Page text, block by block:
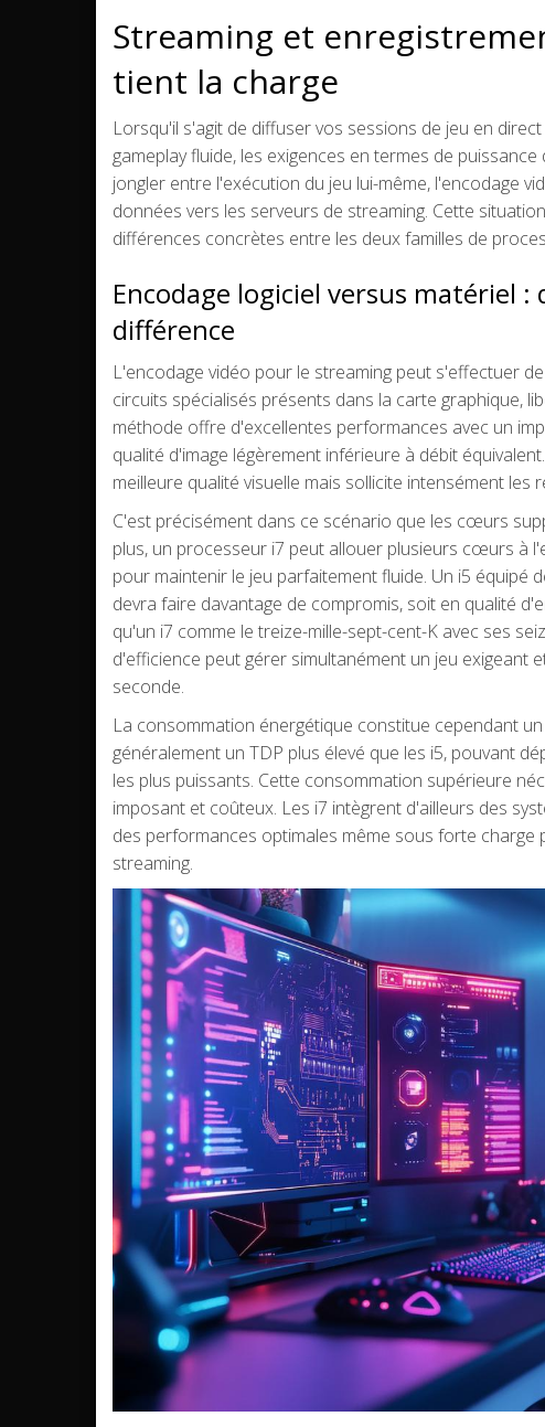
Streaming et
tient la charge
Lorsqu'il s'agit de diffuser vos sessions de jeu en
gameplay fluide, les exigences en termes de
jongler entre l'exécution du jeu lui-même, l'encodage
données vers les serveurs de streaming. Cette
différences concrètes entre les deux familles de
Encodage logiciel versus matériel
différence
L'encodage vidéo pour le streaming peut s'effectuer
circuits spécialisés présents dans la carte graphique,
méthode offre d'excellentes performances avec un
qualité d'image légèrement inférieure à débit
meilleure qualité visuelle mais sollicite intensément les
C'est précisément dans ce scénario que les cœurs
plus, un processeur i7 peut allouer plusieurs cœurs à
pour maintenir le jeu parfaitement fluide. Un i5
devra faire davantage de compromis, soit en qualité
qu'un i7 comme le treize-mille-sept-cent-K avec ses
d'efficience peut gérer simultanément un jeu
seconde.
La consommation énergétique constitue cependant
généralement un TDP plus élevé que les i5, pouvant
les plus puissants. Cette consommation supérieure
imposant et coûteux. Les i7 intègrent d'ailleurs des
des performances optimales même sous forte
streaming.